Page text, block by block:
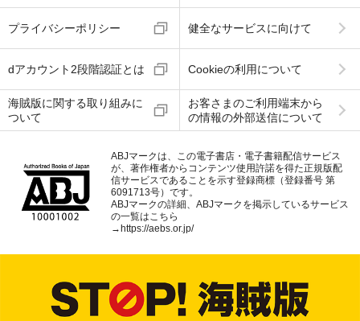
プライバシーポリシー 健全なサービスに向けて
dアカウント2段階認証とは Cookieの利用について
海賊版に関する取り組みに
ついて
お客さまのご利用端末から
の情報の外部送信について
ABJマークは、この電子書店・電子書籍配信サービス
が、著作権者からコンテンツ使用許諾を得た正規版配
信サービスであることを示す登録商標（登録番号 第
6091713号）です。
ABJマークの詳細、ABJマークを掲示しているサービス
の一覧はこちら
→https://aebs.or.jp/